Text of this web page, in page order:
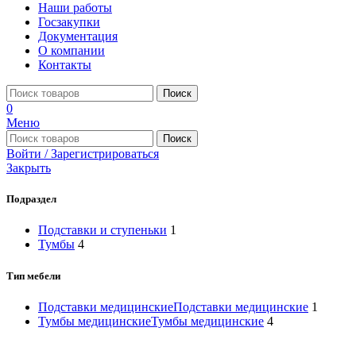
Наши работы
Госзакупки
Документация
О компании
Контакты
Поиск
0
Меню
Поиск
Войти / Зарегистрироваться
Закрыть
Подраздел
Подставки и ступеньки 1
Тумбы 4
Тип мебели
Подставки медицинскиеПодставки медицинские 1
Тумбы медицинскиеТумбы медицинские 4